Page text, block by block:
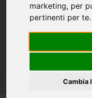
marketing, per
pertinenti per te.
Cambia